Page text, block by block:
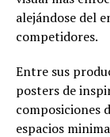
alejándose del
competidores.
Entre sus
posters de
composiciones
espacios